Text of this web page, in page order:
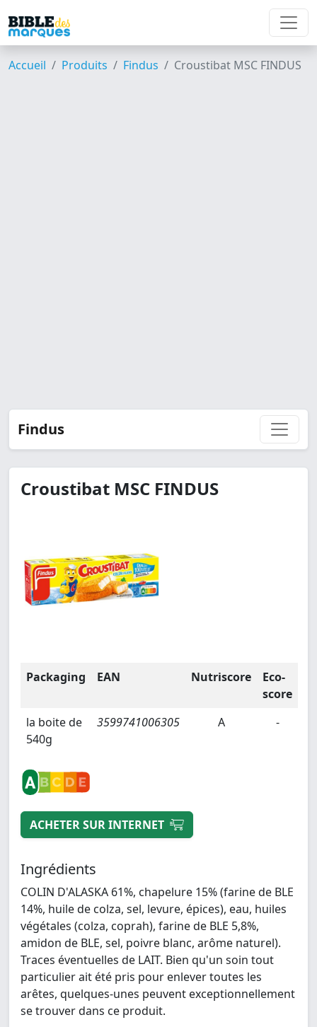
Accueil Produits Findus Croustibat MSC FINDUS
Findus
Croustibat MSC FINDUS
Packaging EAN Nutriscore
Eco-
score
la boite de
540g
3599741006305 A -
ACHETER SUR INTERNET
Ingrédients
COLIN D'ALASKA 61%, chapelure 15% (farine de BLE
14%, huile de colza, sel, levure, épices), eau, huiles
végétales (colza, coprah), farine de BLE 5,8%,
amidon de BLE, sel, poivre blanc, arôme naturel).
Traces éventuelles de LAIT. Bien qu'un soin tout
particulier ait été pris pour enlever toutes les
arêtes, quelques-unes peuvent exceptionnellement
se trouver dans ce produit.